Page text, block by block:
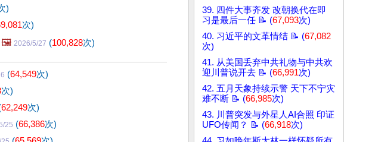
)
次)
🖼️ 2026/5/27 (100,828次)
(64,549次)
次)
62,249次)
25 (66,386次)
39. 四件大事齐发 改朝换代在即
习是最后一任 📝 (67,093次)
40. 习近平的文革情结 📝 (67,082
次)
41. 从美国丢弃中共礼物与中共欢
迎川普说开去 📝 (66,991次)
42. 五月天象持续示警 天下不宁灾
难不断 📝 (66,985次)
43. 川普突发与外星人AI合照 印证
UFO传闻？ 📝 (66,918次)